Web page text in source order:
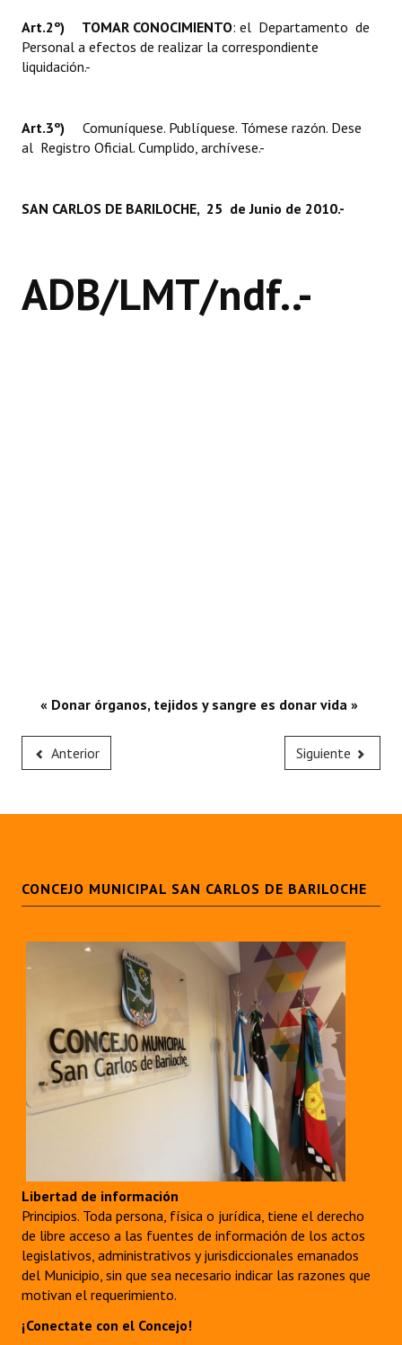
Periodistas Decanos - Registro
Huéspedes de Honor - Registro
Entrega de distinciones
Art.2º) TOMAR CONOCIMIENTO: el Departamento de
Personal a efectos de realizar la correspondiente
liquidación.-
Art.3º) Comuníquese. Publíquese. Tómese razón. Dese
al Registro Oficial. Cumplido, archívese.-
SAN CARLOS DE BARILOCHE, 25 de Junio de 2010.-
ADB/LMT/ndf..-
« Donar órganos, tejidos y sangre es donar vida »
Anterior Siguiente
CONCEJO MUNICIPAL SAN CARLOS DE BARILOCHE
Libertad de información
Principios. Toda persona, física o jurídica, tiene el derecho
de libre acceso a las fuentes de información de los actos
legislativos, administrativos y jurisdiccionales emanados
del Municipio, sin que sea necesario indicar las razones que
motivan el requerimiento.
¡Conectate con el Concejo!